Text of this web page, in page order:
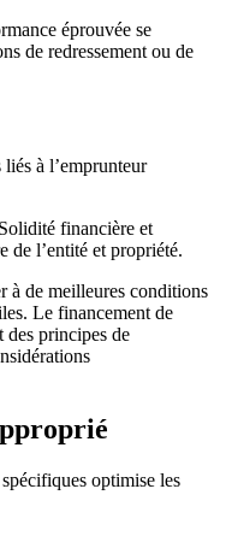
éprouvée se
de redressement ou de
à l’emprunteur
financière et
de l’entité et propriété.
à de meilleures conditions
Le financement de
des principes de
optimise les